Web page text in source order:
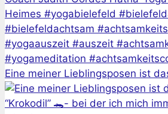
Eine meiner Lieblingsposen ist